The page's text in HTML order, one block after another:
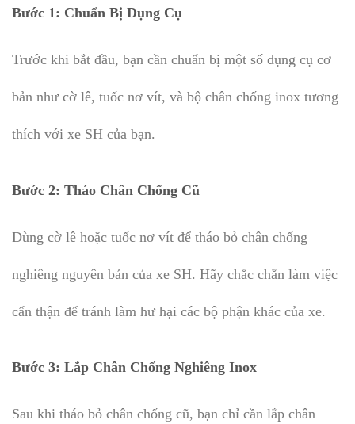
Bước 1: Chuẩn Bị Dụng Cụ
Trước khi bắt đầu, bạn cần chuẩn bị một số dụng cụ cơ
bản như cờ lê, tuốc nơ vít, và bộ chân chống inox tương
thích với xe SH của bạn.
Bước 2: Tháo Chân Chống Cũ
Dùng cờ lê hoặc tuốc nơ vít để tháo bỏ chân chống
nghiêng nguyên bản của xe SH. Hãy chắc chắn làm việc
cẩn thận để tránh làm hư hại các bộ phận khác của xe.
Bước 3: Lắp Chân Chống Nghiêng Inox
Sau khi tháo bỏ chân chống cũ, bạn chỉ cần lắp chân